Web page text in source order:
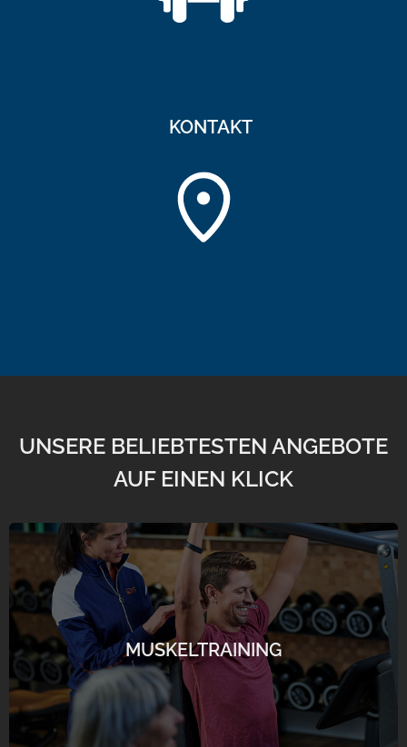
KONTAKT
UNSERE BELIEBTESTEN ANGEBOTE
AUF EINEN KLICK
MUSKELTRAINING
"ALLESKÖNNER" MUSKULATUR
Regelmäßiges und lebenslanges Fitness- und
Muskeltraining hat erheblichen Einfluss auf unseren
psychischen und physischen Zustand.
mehr erfahren